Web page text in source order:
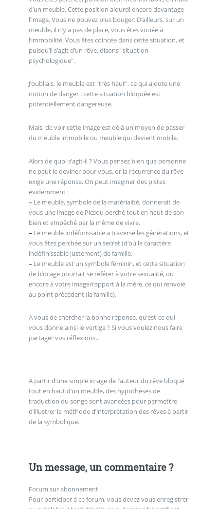
d’un meuble. Cette position alourdi encore davantage
l’image. Vous ne pouvez plus bouger. D’ailleurs, sur un
meuble, il n’y a pas de place, vous êtes vouée à
l’immobilité. Vous êtes coincée dans cette situation, et
puisqu’il s’agit d’un rêve, disons "situation
psychologique".
J’oubliais, le meuble est "très haut", ce qui ajoute une
notion de danger : cette situation bloquée est
potentiellement dangereuse.
Mais, de voir cette image est déjà un moyen de passer
du meuble immobile ou meuble qui devient mobile.
Alors de quoi s’agit-il ? Vous pensez bien que personne
ne peut le deviner pour vous, or la récurrence du rêve
exige une réponse. On peut imaginer des pistes
évidemment :
– Le meuble, symbole de la matérialité, donnerait de
vous une image de Picsou perché tout en haut de son
bien et empêché par la même de vivre.
– Le meuble indéfinissable a traversé les générations, et
vous êtes perchée sur un secret (d’où le caractère
indéfinissable justement) de famille.
– Le meuble est un symbole féminin, et cette situation
de blocage pourrait se référer à votre sexualité, ou
encore à votre image/rapport à la mère, ce qui renvoie
au point précédent (la famille).
A vous de chercher la bonne réponse, qu’est-ce qui
vous donne ainsi le vertige ? Si vous voulez nous faire
partager vos réflexions...
A partir d’une simple image de l’auteur du rêve bloqué
tout en haut d’un meuble, des hypothèses de
traduction du songe sont avancées pour permettre
d’illustrer la méthode d’interprétation des rêves à partir
de la symbolique.
Un message, un commentaire ?
Forum sur abonnement
Pour participer à ce forum, vous devez vous enregistrer